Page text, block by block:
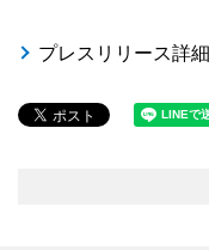
プレスリリース詳細